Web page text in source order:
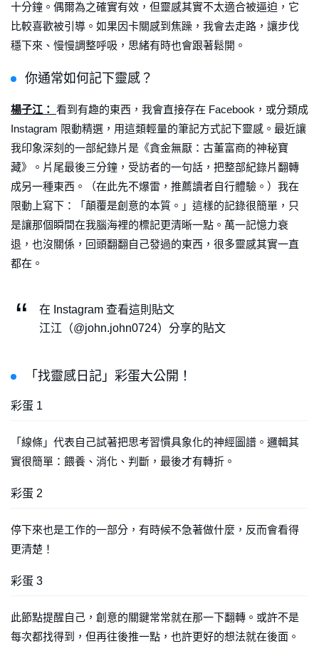
十分鐘。偶爾為之確實有效，但靈感其實不太適合被逼迫，它
比較喜歡被引導。如果因卡關感到焦躁，我會去走路，讓步伐
穩下來、慢慢調整呼吸，思緒有時也會跟著鬆開。
你通常如何記下靈感？
楊子江： 看到有趣的東西，我會直接存在 Facebook，或分類成
Instagram 限動精選，用這類輕量的筆記方式記下靈感。最近讓
我印象深刻的一部紀錄片是《貪金無厭：古董富商的神秘寶
藏》。片尾最後三分鐘，受訪者的一句話，把整部紀錄片翻轉
成另一種東西。（在此先不爆雷，推薦讀者自行體驗。）我在
限動上寫下：「顛覆是創意的本質。」這樣的記錄很簡單，只
是讓那個瞬間在我腦海裡的標記更清晰一點。萬一記憶力衰
退，也沒關係，回頭翻翻自己發過的東西，很多靈感其實一直
都在。
在 Instagram 查看這則貼文
江江（@john.john0724）分享的貼文
「找靈感日記」彩蛋大公開！
彩蛋 1
「線條」代表自己試著把思考習慣具象化的神經圖譜。邏輯其
實很簡單：餵養、消化、判斷，最後才有轉折。
彩蛋 2
停下來也是工作的一部分，有時候不急著做什麼，反而會看得
更清楚！
彩蛋 3
此節點提醒自己，創意的關鍵常常就在那一下翻轉。或許不是
每次都找得到，但再往後推一點，也許更好的想法就在後面。